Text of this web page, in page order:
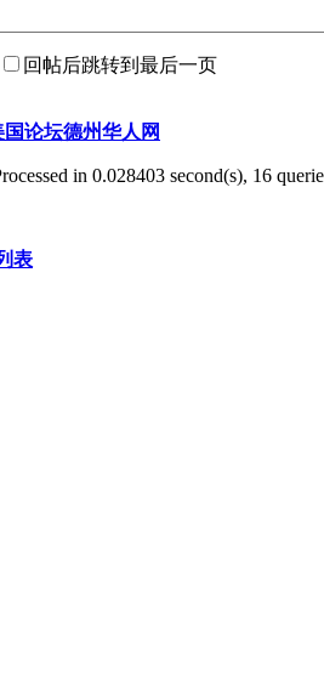
回帖后跳转到最后一页
国论坛德州华人网
in 0.028403 second(s), 16
表